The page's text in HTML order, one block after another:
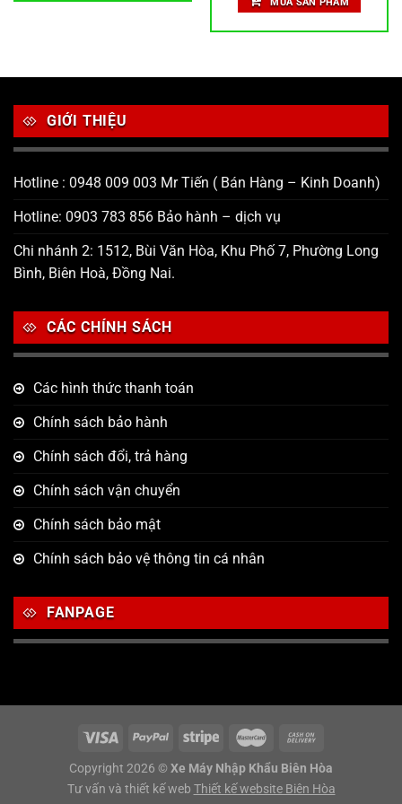
170,000 ₫.là:
148,519 ₫.
GIỚI THIỆU
Hotline : 0948 009 003 Mr Tiến ( Bán Hàng – Kinh Doanh)
Hotline: 0903 783 856 Bảo hành – dịch vụ
Chi nhánh 2: 1512, Bùi Văn Hòa, Khu Phố 7, Phường Long
Bình, Biên Hoà, Đồng Nai.
CÁC CHÍNH SÁCH
Các hình thức thanh toán
Chính sách bảo hành
Chính sách đổi, trả hàng
Chính sách vận chuyển
Chính sách bảo mật
Chính sách bảo vệ thông tin cá nhân
FANPAGE
Copyright 2026 © Xe Máy Nhập Khẩu Biên Hòa
Tư vấn và thiết kế web Thiết kế website Biên Hòa